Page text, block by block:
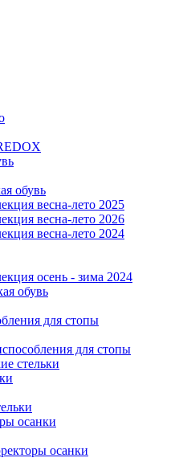
обувь
весна-лето 2025
весна-лето 2026
весна-лето 2024
осень - зима 2024
обувь
для стопы
для стопы
стельки
осанки
осанки